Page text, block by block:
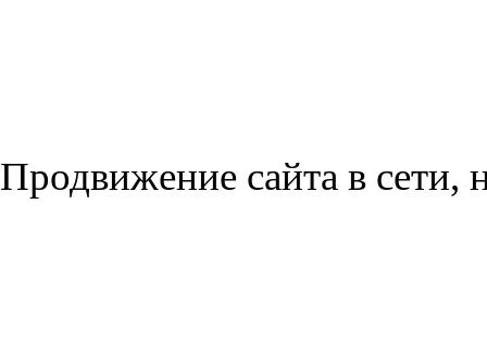
Продвижение сайта в сети,